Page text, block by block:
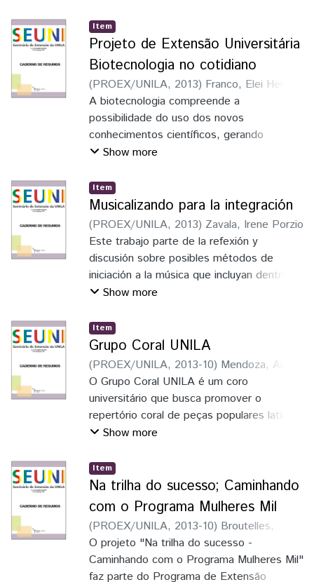
actualidad, se revela la identidad
reconocida mundialmente de la comunidad
rioplatense
Item
Projeto de Extensão Universitária
Biotecnologia no cotidiano
(PROEX/UNILA, 2013) Franco, Elei Henz
Krakievicz, Tanise;Frasson, Danúbia
Barcelos, Flávia Braga
A biotecnologia compreende a
possibilidade do uso dos novos
conhecimentos científicos, gerando
produtos e processos, a partir das ciências
dependem de decisões que são
embasadas na cultura científico-
tecnológica. A falta de informação na área
biotecnológica tem trazido
posicionamentos errôneos para as pessoas
em geral
Show more
Item
Musicalizando para la integración
(PROEX/UNILA, 2013) Zavala, Irene Porzio
Este trabajo parte de la refexión y
discusión sobre posibles métodos de
iniciación a la música que incluyan dentro
de sus objetivos, la búsqueda por
cultura
Show more
Item
Grupo Coral UNILA
(PROEX/UNILA, 2013-10) Mendoza, Anne
Maryse do Lago;Baldovino, Guilherme
Felipe de Mello
O Grupo Coral UNILA é um coro
universitário que busca promover o
repertório coral de peças populares latino-
americanas, promover a integração entre o
Iguçau e desenvolver a percepção musical
juntamente com a expressão vocal dos
participantes
Show more
Item
Na trilha do sucesso; Caminhando
com o Programa Mulheres Mil
(PROEX/UNILA, 2013-10) Broutelles,
Adriana Magalhães Veiga de;Meireles, Iris
Paula Gustavo
O projeto "Na trilha do sucesso -
Caminhando com o Programa Mulheres Mil"
faz parte do Programa de Extensão